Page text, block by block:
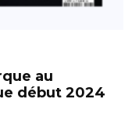
au
début 2024